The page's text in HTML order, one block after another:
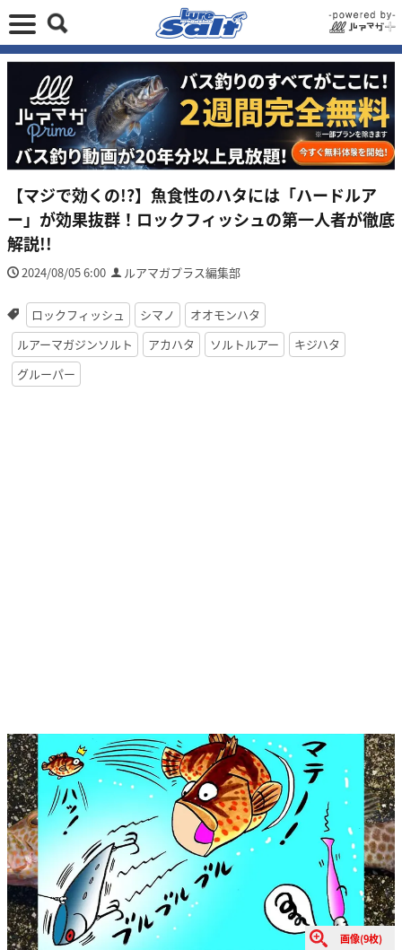
【マジで効くの!?】魚食性のハタには「ハードルア
ー」が効果抜群！ロックフィッシュの第一人者が徹底
解説!!
2024/08/05 6:00 ルアマガプラス編集部
ロックフィッシュ シマノ
オオモンハタ
ルアーマガジンソルト
アカハタ ソルトルアー
キジハタ
グルーパー
画像(9枚)